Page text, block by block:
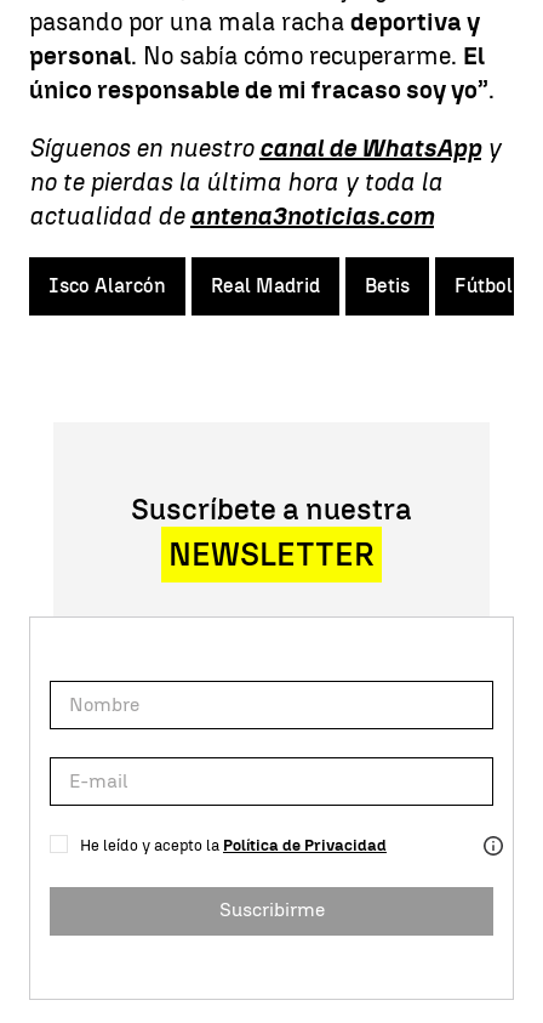
pasando por una mala racha deportiva y
personal. No sabía cómo recuperarme. El
único responsable de mi fracaso soy yo”.
Síguenos en nuestro canal de WhatsAppy
no te pierdas la última hora y toda la
actualidad de antena3noticias.com
Isco Alarcón Real Madrid Betis Fútbol
Suscríbete a nuestra
NEWSLETTER
He leído y acepto la Política de Privacidad
Suscribirme